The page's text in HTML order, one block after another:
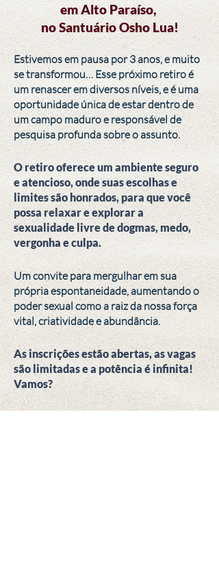
em Alto Paraíso,
no Santuário Osho Lua!
Estivemos em pausa por 3 anos, e muito
se transformou… Esse próximo retiro é
um renascer em diversos níveis, e é uma
oportunidade única de estar dentro de
um campo maduro e responsável de
pesquisa profunda sobre o assunto.
O retiro oferece um ambiente seguro
e atencioso, onde suas escolhas e
limites são honrados, para que você
possa relaxar e explorar a
sexualidade livre de dogmas, medo,
vergonha e culpa.
Um convite para mergulhar em sua
própria espontaneidade, aumentando o
poder sexual como a raiz da nossa força
vital, criatividade e abundância.
As inscrições estão abertas, as vagas
são limitadas e a potência é infinita!
Vamos?